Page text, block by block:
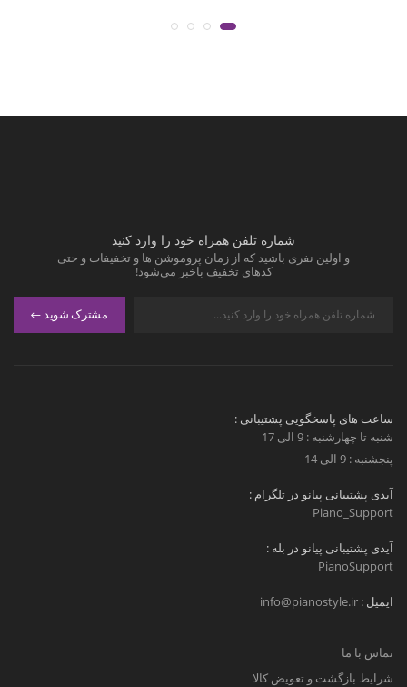
شماره تلفن همراه خود را وارد کنید
و اولین نفری باشید که از زمان پروموشن ها و تخفیفات و حتی
کدهای تخفیف باخبر می‌شود!
مشترک شوید
ساعت های پاسخگویی پشتیبانی :
شنبه تا چهارشنبه : 9 الی 17
پنجشنبه : 9 الی 14
آیدی پشتیبانی پیانو در تلگرام :
Piano_Support
آیدی پشتیبانی پیانو در بله :
PianoSupport
ایمیل : info@pianostyle.ir
تماس با ما
شرایط بازگشت و تعویض کالا